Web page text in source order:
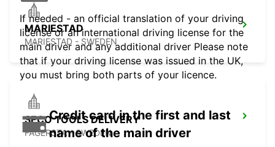
MARIESTAD
MARIESTAD - SWEDEN
SECO TOOLS DELIVERY
FAGERSTA - SWEDEN
If needed - an official translation of your driving
license or an international driving license for the
main driver and any additional driver Please note
that if your driving license was issued in the UK,
you must bring both parts of your licence.
Credit card in the first and last
name of the main driver